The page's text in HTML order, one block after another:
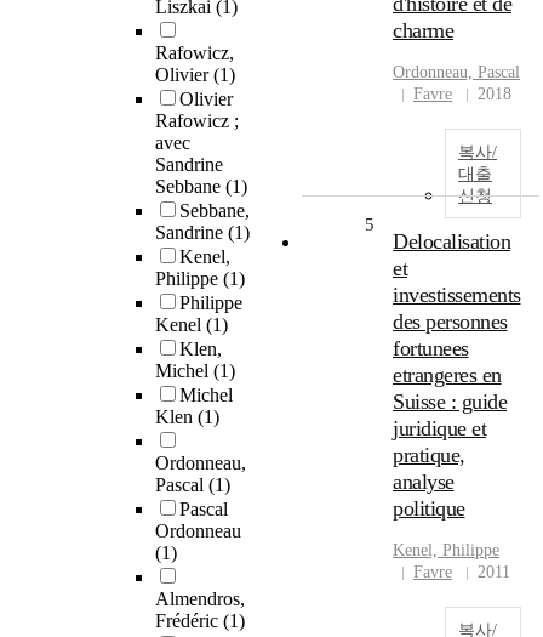
Liszkai (1)
Rafowicz,
Olivier(1)
Olivier
Rafowicz ;
avec
Sandrine
Sebbane (1)
Sebbane,
Sandrine (1)
Kenel,
Philippe (1)
Philippe
Kenel (1)
Klen,
Michel (1)
Michel
Klen (1)
Ordonneau,
Pascal (1)
Pascal
Ordonneau
(1)
Almendros,
Frédéric (1)
charme
Ordonneau, Pascal
Favre
2018
복사/
대출
신청
5
Delocalisation
et
investissements
des personnes
fortunees
etrangeres en
Suisse : guide
juridique et
pratique,
analyse
politique
Kenel, Philippe
Favre
2011
복사/